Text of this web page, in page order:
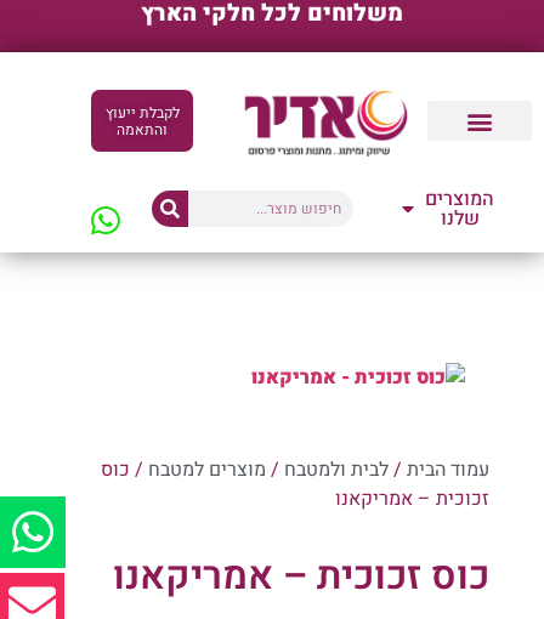
משלוחים לכל חלקי הארץ
לקבלת ייעוץ
והתאמה
המוצרים
שלנו
עמוד הבית/לבית ולמטבח / מוצרים למטבח / כוס
זכוכית – אמריקאנו
כוס זכוכית – אמריקאנו